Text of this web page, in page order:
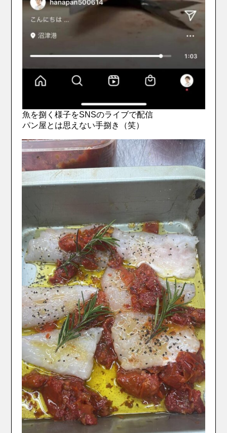
魚を捌く様子をSNSのライブで配信
パン屋とは思えない手捌き（笑）